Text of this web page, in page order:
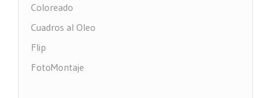
Coloreado
Cuadros al Oleo
Flip
FotoMontaje